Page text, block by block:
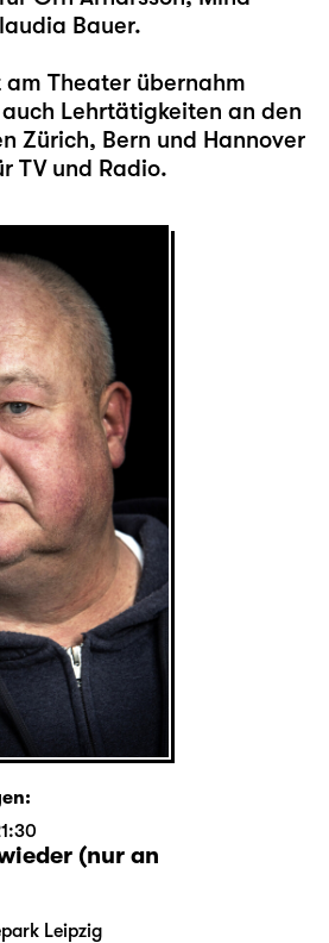
Bauer.
Theater übernahm
Lehrtätigkeiten an den
Zürich, Bern und Hannover
TV und Radio.
(nur an
Leipzig